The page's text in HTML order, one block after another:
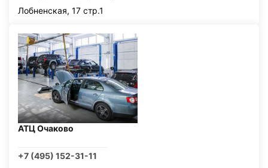
Лобненская, 17 стр.1
АТЦ Очаково
+7 (495) 152-31-11